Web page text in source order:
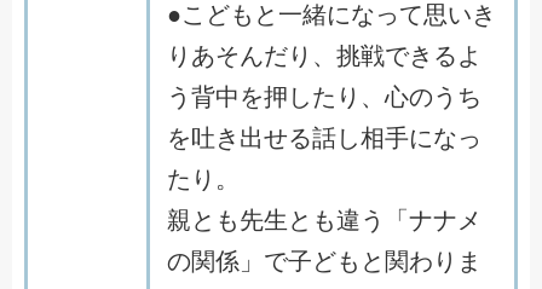
●こどもと一緒になって思いき
りあそんだり、挑戦できるよ
う背中を押したり、心のうち
を吐き出せる話し相手になっ
たり。
親とも先生とも違う「ナナメ
の関係」で子どもと関わりま